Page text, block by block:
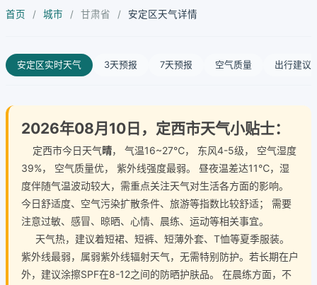
首页 / 城市 / 甘肃省 / 安定区天气详情
安定区实时天气 3天预报 7天预报 空气质量 出行建议
2026年08月10日，定西市天气小贴士：
定西市今日天气晴， 气温16~27℃， 东风4-5级， 空气湿度
39%， 空气质量优， 紫外线强度最弱。 昼夜温差达11℃，湿
度伴随气温波动较大，需重点关注天气对生活各方面的影响。
今日舒适度、空气污染扩散条件、旅游等指数比较舒适； 需要
注意过敏、感冒、晾晒、心情、晨练、运动等相关事宜。
天气热，建议着短裙、短裤、短薄外套、T恤等夏季服装。
紫外线最弱，属弱紫外线辐射天气，无需特别防护。若长期在户
外，建议涂擦SPF在8-12之间的防晒护肤品。 在晨练方面，不